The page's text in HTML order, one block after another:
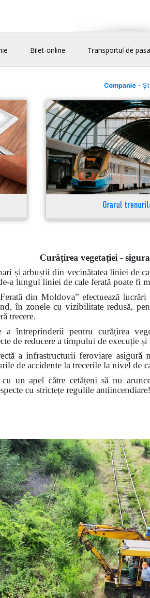
Bilet-online Transportul de
Companie-
Orarul
Curățirea vegetației -
și arbuștii din vecinătatea liniei de
a lungul liniei de cale ferată poate
din Moldova” efectuează
în zonele cu vizibilitate redusă,
trecere.
a întreprinderii pentru curățirea
de reducere a timpului de execuție și
a infrastructurii feroviare
de accidente la trecerile la nivel de
cu un apel către cetățenisă nu
cu strictețe regulile antiincendiare!